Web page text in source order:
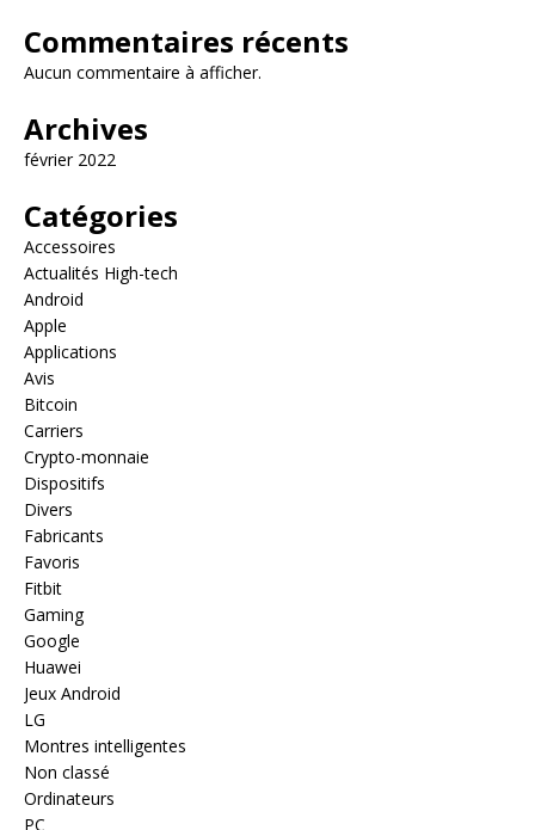
Commentaires récents
Aucun commentaire à afficher.
Archives
février 2022
Catégories
Accessoires
Actualités High-tech
Android
Apple
Applications
Avis
Bitcoin
Carriers
Crypto-monnaie
Dispositifs
Divers
Fabricants
Favoris
Fitbit
Gaming
Google
Huawei
Jeux Android
LG
Montres intelligentes
Non classé
Ordinateurs
PC